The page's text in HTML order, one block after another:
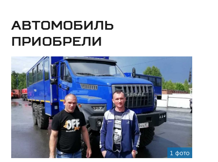
Автомобиль
приобрели
1 фото